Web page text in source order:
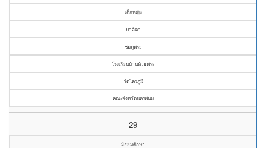
เด็กหญิง
ปาลิตา
ชมภูพระ
โรงเรียนบ้านห้วยพระ
วัดไตรภูมิ
คณะจังหวัดนครพนม
29
มัธยมศึกษา